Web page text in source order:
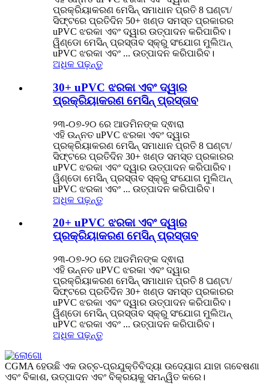
ପ୍ରକ୍ରିୟାକରଣ ମେସିନ୍ ସମାଧାନ ପ୍ରତି 8 ଘଣ୍ଟା/
ସିଫ୍ଟରେ ପ୍ରତିଦିନ 50+ ଖଣ୍ଡ ସମସ୍ତ ପ୍ରକାରର
uPVC ଝରକା ଏବଂ ଦ୍ୱାର ଉତ୍ପାଦନ କରିପାରିବ।
ୱିଣ୍ଡୋ ମେସିନ୍ ପ୍ରସ୍ତାବ ସ୍କ୍ରୁ ସଂଯୋଗ ମୁଲିଅନ୍
uPVC ଝରକା ଏବଂ ... ଉତ୍ପାଦନ କରିପାରିବ।
ଅଧିକ ପଢ଼ନ୍ତୁ
30+ uPVC ଝରକା ଏବଂ ଦ୍ୱାର
ପ୍ରକ୍ରିୟାକରଣ ମେସିନ୍ ପ୍ରସ୍ତାବ
୨୩-୦୭-୨୦ ରେ ଆଡମିନଙ୍କ ଦ୍ଵାରା
ଏହି ଉନ୍ନତ uPVC ଝରକା ଏବଂ ଦ୍ୱାର
ପ୍ରକ୍ରିୟାକରଣ ମେସିନ୍ ସମାଧାନ ପ୍ରତି 8 ଘଣ୍ଟା/
ସିଫ୍ଟରେ ପ୍ରତିଦିନ 30+ ଖଣ୍ଡ ସମସ୍ତ ପ୍ରକାରର
uPVC ଝରକା ଏବଂ ଦ୍ୱାର ଉତ୍ପାଦନ କରିପାରିବ।
ୱିଣ୍ଡୋ ମେସିନ୍ ପ୍ରସ୍ତାବ ସ୍କ୍ରୁ ସଂଯୋଗ ମୁଲିଅନ୍
uPVC ଝରକା ଏବଂ ... ଉତ୍ପାଦନ କରିପାରିବ।
ଅଧିକ ପଢ଼ନ୍ତୁ
20+ uPVC ଝରକା ଏବଂ ଦ୍ୱାର
ପ୍ରକ୍ରିୟାକରଣ ମେସିନ୍ ପ୍ରସ୍ତାବ
୨୩-୦୭-୨୦ ରେ ଆଡମିନଙ୍କ ଦ୍ଵାରା
ଏହି ଉନ୍ନତ uPVC ଝରକା ଏବଂ ଦ୍ୱାର
ପ୍ରକ୍ରିୟାକରଣ ମେସିନ୍ ସମାଧାନ ପ୍ରତି 8 ଘଣ୍ଟା/
ସିଫ୍ଟରେ ପ୍ରତିଦିନ 30+ ଖଣ୍ଡ ସମସ୍ତ ପ୍ରକାରର
uPVC ଝରକା ଏବଂ ଦ୍ୱାର ଉତ୍ପାଦନ କରିପାରିବ।
ୱିଣ୍ଡୋ ମେସିନ୍ ପ୍ରସ୍ତାବ ସ୍କ୍ରୁ ସଂଯୋଗ ମୁଲିଅନ୍
uPVC ଝରକା ଏବଂ ... ଉତ୍ପାଦନ କରିପାରିବ।
ଅଧିକ ପଢ଼ନ୍ତୁ
CGMA ହେଉଛି ଏକ ଉଚ୍ଚ-ପ୍ରଯୁକ୍ତିବିଦ୍ୟା ଉଦ୍ୟୋଗ ଯାହା ଗବେଷଣା
ଏବଂ ବିକାଶ, ଉତ୍ପାଦନ ଏବଂ ବିକ୍ରୟକୁ ସମନ୍ୱିତ କରେ।